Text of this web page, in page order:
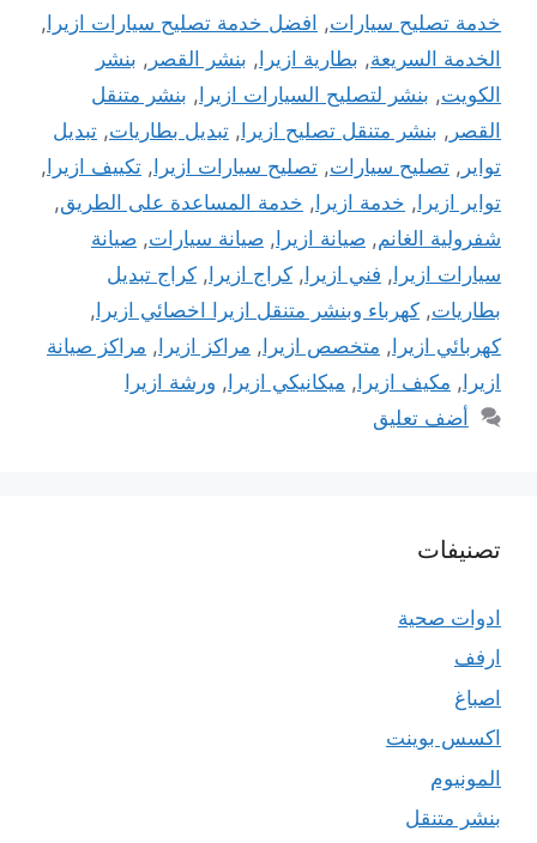
خدمة تصليح سيارات, افضل خدمة تصليح سيارات ازيرا,
الخدمة السريعة, بطارية ازيرا, بنشر القصر , بنشر
الكويت, بنشر لتصليح السيارات ازيرا, بنشر متنقل
القصر , بنشر متنقل تصليح ازيرا, تبديل بطاريات, تبديل
تواير , تصليح سيارات, تصليح سيارات ازيرا, تكييف ازيرا,
تواير ازيرا, خدمة ازيرا, خدمة المساعدة على الطريق,
شفرولية الغانم, صيانة ازيرا, صيانة سيارات, صيانة
سيارات ازيرا, فني ازيرا, كراج ازيرا, كراج تبديل
بطاريات, كهرباء وبنشر متنقل ازيرا اخصائي ازيرا,
كهربائي ازيرا, متخصص ازيرا, مراكز ازيرا, مراكز صيانة
ازيرا, مكيف ازيرا, ميكانيكي ازيرا, ورشة ازيرا
أضف تعليق
تصنيفات
ادوات صحية
ارفف
اصباغ
اكسس بوينت
المونيوم
بنشر متنقل